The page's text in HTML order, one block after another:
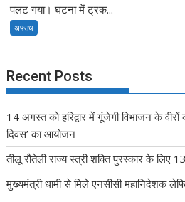
पलट गया। घटना में ट्रक...
अपराध
Recent Posts
14 अगस्त को हरिद्वार में गूंजेगी विभाजन के वीरों
दिवस’ का आयोजन
तीलू रौतेली राज्य स्त्री शक्ति पुरस्कार के लिए
मुख्यमंत्री धामी से मिले एनसीसी महानिदेशक